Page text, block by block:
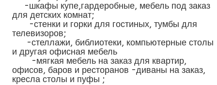
-шкафы купе,гардеробные, мебель под заказ
для детских комнат;
-стенки и горки для гостиных, тумбы для
телевизоров;
-стеллажи, библиотеки, компьютерные столы
и другая офисная мебель
-мягкая мебель на заказ для квартир,
офисов, баров и ресторанов -диваны на заказ,
кресла столы и пуфы ;